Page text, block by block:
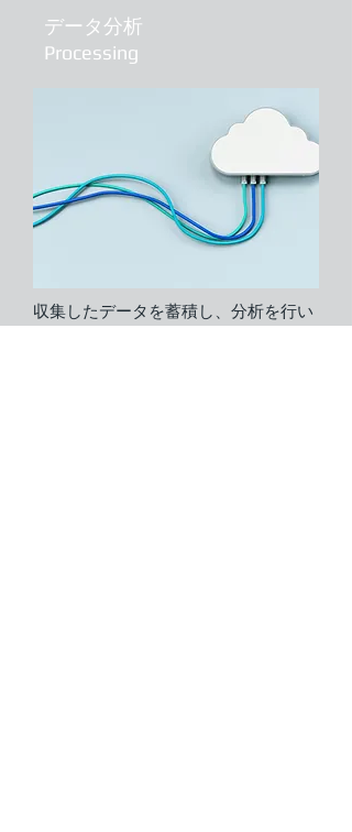
データ分析
Processing​
​収集したデータを蓄積し、分析を行い